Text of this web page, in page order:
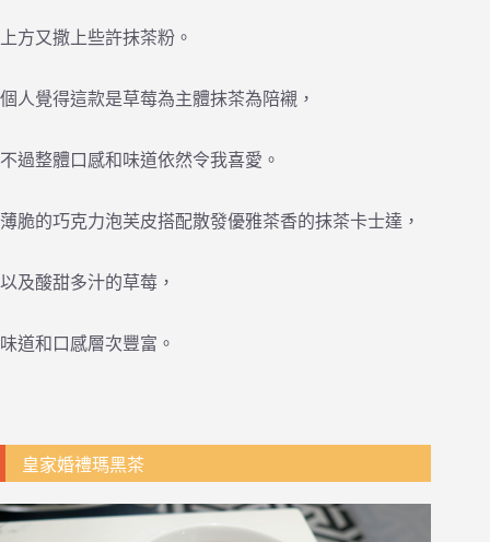
上方又撒上些許抹茶粉。
個人覺得這款是草莓為主體抹茶為陪襯，
不過整體口感和味道依然令我喜愛。
薄脆的巧克力泡芙皮搭配散發優雅茶香的抹茶卡士達，
以及酸甜多汁的草莓，
味道和口感層次豐富。
皇家婚禮瑪黑茶